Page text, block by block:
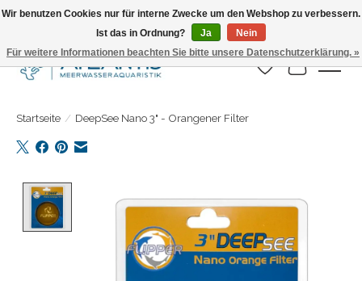
Täglicher Versand. Bestelle bis 15.00 Uhr
Wunschzettel
Ihr
Startseite / DeepSee Nano 3" - Orangener Filter
Wir benutzen Cookies nur für interne Zwecke um den Webshop zu verbessern.
Ist das in Ordnung?
Ja
Nein
Für weitere Informationen beachten Sie bitte unsere Datenschutzerklärung. »